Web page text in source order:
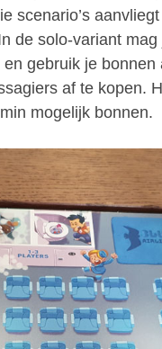
scenario’s
de solo-variant
gebruik je
af te kopen.
mogelijk bonnen.